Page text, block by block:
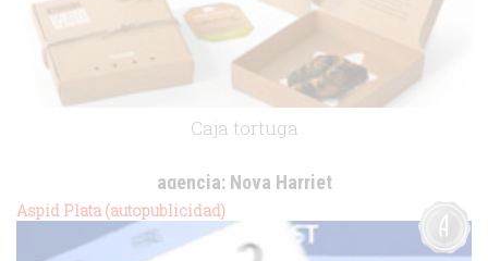
Caja tortuga
agencia:Nova Harriet
cliente:
Aspid Plata (autopublicidad)